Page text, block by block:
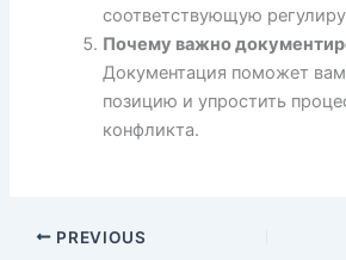
соответствующую
Почему важно
Документация поможет
позицию и упростить
конфликта.
PREVIOUS